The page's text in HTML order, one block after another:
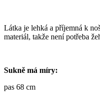
Látka je lehká a příjemná k
materiál, takže není potřeba
Sukně má míry:
pas 68 cm